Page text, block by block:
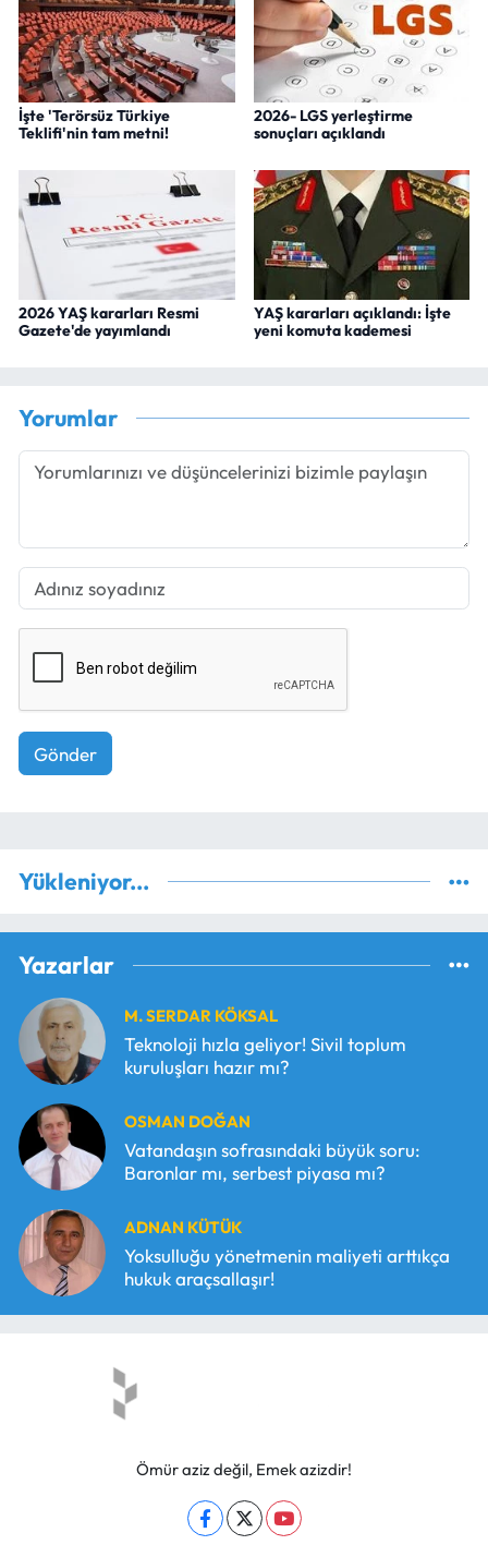
İşte 'Terörsüz Türkiye
Teklifi'nin tam metni!
2026- LGS yerleştirme
sonuçları açıklandı
2026 YAŞ kararları Resmi
Gazete'de yayımlandı
YAŞ kararları açıklandı: İşte
yeni komuta kademesi
Yorumlar
Gönder
Yükleniyor...
Yazarlar
M. SERDAR KÖKSAL
Teknoloji hızla geliyor! Sivil toplum
kuruluşları hazır mı?
OSMAN DOĞAN
Vatandaşın sofrasındaki büyük soru:
Baronlar mı, serbest piyasa mı?
ADNAN KÜTÜK
Yoksulluğu yönetmenin maliyeti arttıkça
hukuk araçsallaşır!
Ömür aziz değil, Emek azizdir!